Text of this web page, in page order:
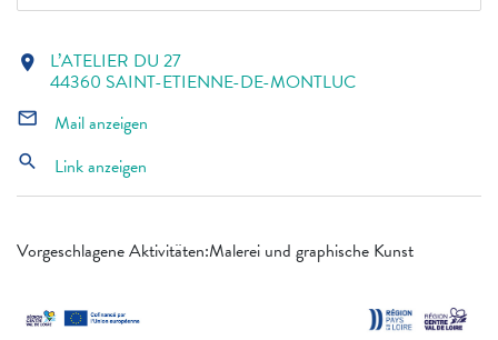
Vorgeschlagene Aktivitäten:Malerei und graphische Kunst
location_on L’ATELIER DU 27
44360 SAINT-ETIENNE-DE-MONTLUC
mail_outline Mail anzeigen
search Link anzeigen